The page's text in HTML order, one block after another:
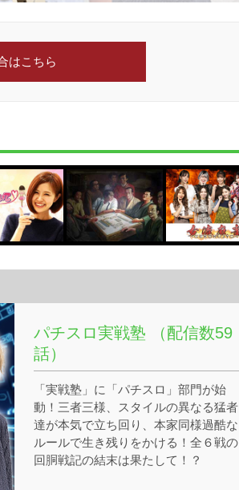
はこちら
パチスロ実戦塾 （配信数59
話）
「実戦塾」に「パチスロ」部門が始
動！三者三様、スタイルの異なる猛者
達が本気で立ち回り、本家同様過酷な
ルールで生き残りをかける！全６戦の
回胴戦記の結末は果たして！？